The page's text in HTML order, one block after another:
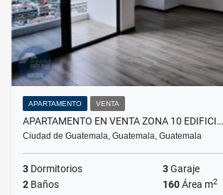
APARTAMENTO VENTA
APARTAMENTO EN VENTA ZONA 10 EDIFICI…
Ciudad de Guatemala, Guatemala, Guatemala
3 Dormitorios 3Garaje
2 Baños 160Área m2